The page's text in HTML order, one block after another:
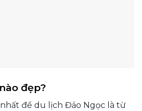
đẹp?
để du lịch Đảo Ngọc là từ